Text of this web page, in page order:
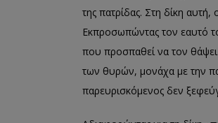
της πατρίδας. Στη δίκη
Εκπροσωπώντας τον εαυτό
που προσπαθεί να τον θάψει
των θυρών, μονάχα με την
παρευρισκόμενος δεν